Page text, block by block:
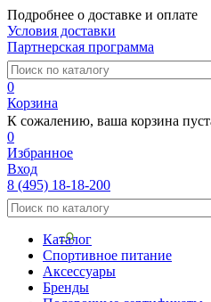
Подробнее о доставке и оплате
Условия доставки
Партнерская программа
0
Корзина
К сожалению, ваша корзина
0
Избранное
Вход
8 (495) 18-18-200
Каталог
Спортивное питание
Аксессуары
Бренды